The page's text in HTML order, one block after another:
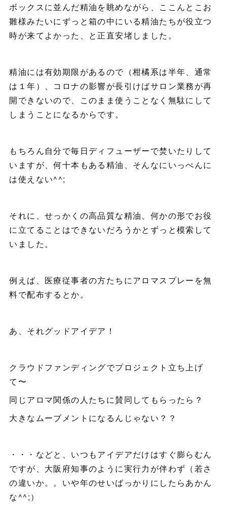
ボックスに並んだ精油を眺めながら、ここんとこお
雛様みたいにずっと箱の中にいる精油たちが役立つ
時が来てよかった、と正直安堵しました。
精油には有効期限があるので（柑橘系は半年、通常
は１年）、コロナの影響が長引けばサロン業務が再
開できないので、このまま使うことなく無駄にして
しまうことになるからです。
もちろん自分で毎日ディフューザーで焚いたりして
いますが、何十本もある精油、そんなにいっぺんに
は使えない^^;
それに、せっかくの高品質な精油、何かの形でお役
に立てることはできないだろうかとずっと模索して
いました。
例えば、医療従事者の方たちにアロマスプレーを無
料で配布するとか。
あ、それグッドアイデア！
クラウドファンディングでプロジェクト立ち上げ
て〜
同じアロマ関係の人たちに賛同してもらったら？
大きなムーブメントになるんじゃない？？
・・・などと、いつもアイデアだけはすぐ膨らむん
ですが、大阪府知事のように実行力が伴わず（若さ
の違いか。。いや年のせいばっかりにしたらあかん
な^^;）